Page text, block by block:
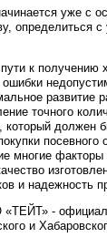
уже с
определиться с
к получению
ошибки
развитие
точного
который должен
посевного
многие
и надежность
-
и